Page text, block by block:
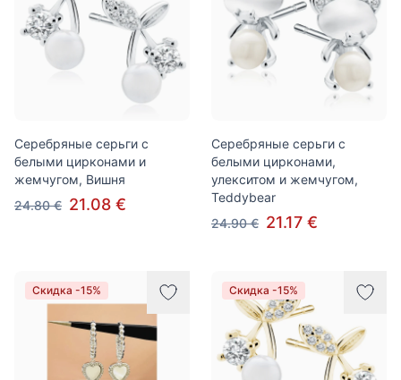
Серебряные серьги с
белыми цирконами и
жемчугом, Вишня
24.80 € 21.08 €
Серебряные серьги с
белыми цирконами,
улекситом и жемчугом,
Teddybear
24.90 € 21.17 €
Скидка -15% Скидка -15%